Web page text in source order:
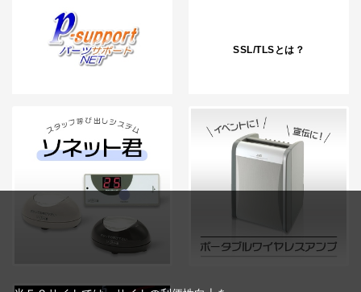
SSL/TLSとは？